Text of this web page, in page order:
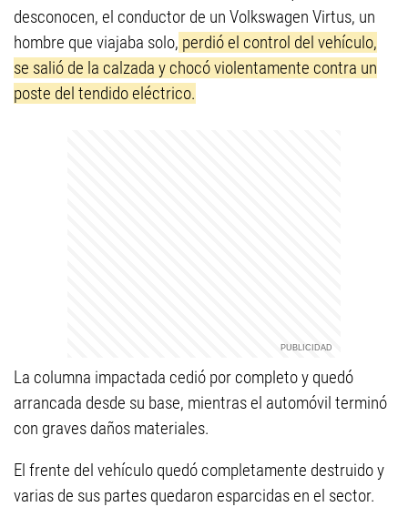
desconocen, el conductor de un Volkswagen Virtus, un
hombre que viajaba solo, perdió el control del vehículo,
se salió de la calzada y chocó violentamente contra un
poste del tendido eléctrico.
La columna impactada cedió por completo y quedó
arrancada desde su base, mientras el automóvil terminó
con graves daños materiales.
El frente del vehículo quedó completamente destruido y
varias de sus partes quedaron esparcidas en el sector.